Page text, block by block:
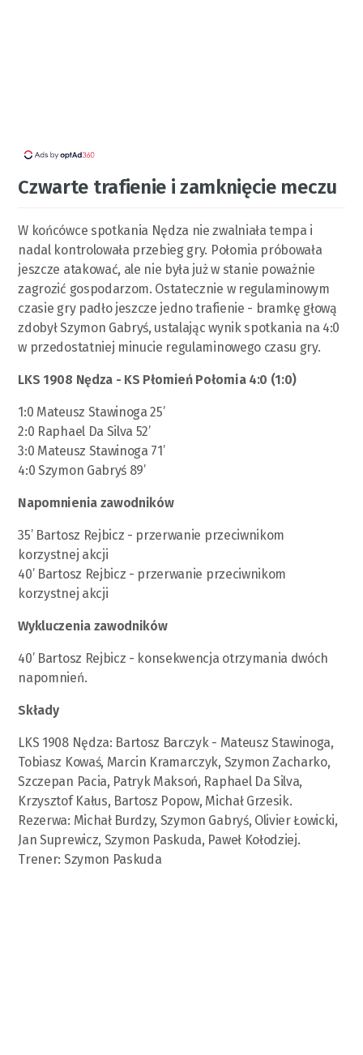
Czwarte trafienie i zamknięcie meczu
W końcówce spotkania Nędza nie zwalniała tempa i
nadal kontrolowała przebieg gry. Połomia próbowała
jeszcze atakować, ale nie była już w stanie poważnie
zagrozić gospodarzom. Ostatecznie w regulaminowym
czasie gry padło jeszcze jedno trafienie - bramkę głową
zdobył Szymon Gabryś, ustalając wynik spotkania na 4:0
w przedostatniej minucie regulaminowego czasu gry.
LKS 1908 Nędza - KS Płomień Połomia 4:0 (1:0)
1:0 Mateusz Stawinoga 25’
2:0 Raphael Da Silva 52’
3:0 Mateusz Stawinoga 71’
4:0 Szymon Gabryś 89’
Napomnienia zawodników
35’ Bartosz Rejbicz - przerwanie przeciwnikom
korzystnej akcji
40’ Bartosz Rejbicz - przerwanie przeciwnikom
korzystnej akcji
Wykluczenia zawodników
40’ Bartosz Rejbicz - konsekwencja otrzymania dwóch
napomnień.
Składy
LKS 1908 Nędza: Bartosz Barczyk - Mateusz Stawinoga,
Tobiasz Kowaś, Marcin Kramarczyk, Szymon Zacharko,
Szczepan Pacia, Patryk Maksoń, Raphael Da Silva,
Krzysztof Kałus, Bartosz Popow, Michał Grzesik.
Rezerwa: Michał Burdzy, Szymon Gabryś, Olivier Łowicki,
Jan Suprewicz, Szymon Paskuda, Paweł Kołodziej.
Trener: Szymon Paskuda